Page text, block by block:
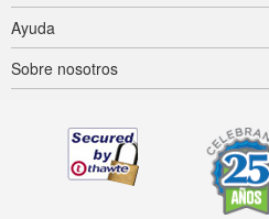
Ayuda
Sobre nosotros